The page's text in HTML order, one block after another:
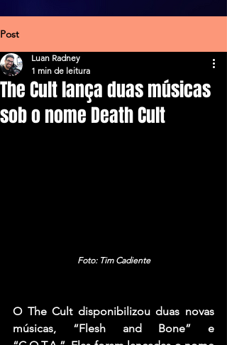
Post
The Cult lança duas músicas
sob o nome Death Cult
Luan Radney
1 min de leitura
Foto: Tim Cadiente
O The Cult disponibilizou duas novas
músicas, “Flesh and Bone” e